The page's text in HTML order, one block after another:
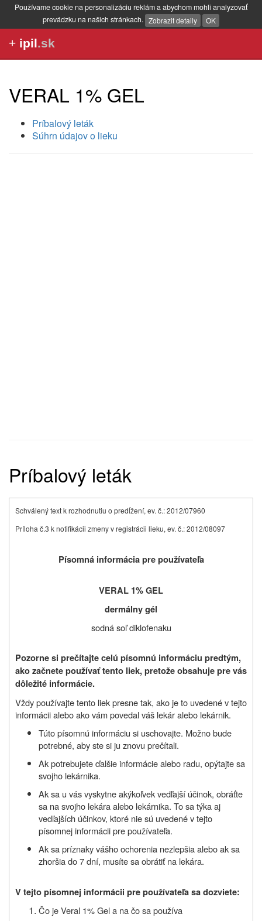
Používame cookie na personalizáciu reklám a abychom mohli analyzovať
prevádzku na našich stránkach. Zobrazit detaily OK
+ ipil.sk
VERAL 1% GEL
Príbalový leták
Súhrn údajov o lieku
Príbalový leták
Schválený text k rozhodnutiu o predĺžení, ev. č.: 2012/07960
Príloha č.3 k notifikácii zmeny v registrácii lieku, ev. č.: 2012/08097
Písomná informácia pre používateľa
VERAL 1% GEL
dermálny gél
sodná soľ diklofenaku
Pozorne si prečítajte celú písomnú informáciu predtým,
ako začnete používať tento liek, pretože obsahuje pre vás
dôležité informácie.
Vždy používajte tento liek presne tak, ako je to uvedené v tejto
informácii alebo ako vám povedal váš lekár alebo lekárnik.
Túto písomnú informáciu si uschovajte. Možno bude
potrebné, aby ste si ju znovu prečítali.
Ak potrebujete ďalšie informácie alebo radu, opýtajte sa
svojho lekárnika.
Ak sa u vás vyskytne akýkoľvek vedľajší účinok, obráťte
sa na svojho lekára alebo lekárnika. To sa týka aj
vedľajších účinkov, ktoré nie sú uvedené v tejto
písomnej informácii pre používateľa.
Ak sa príznaky vášho ochorenia nezlepšia alebo ak sa
zhoršia do 7 dní, musíte sa obrátiť na lekára.
V tejto písomnej informácii pre používateľa sa dozviete:
Čo jeVeral 1% Gela na čo sapoužíva